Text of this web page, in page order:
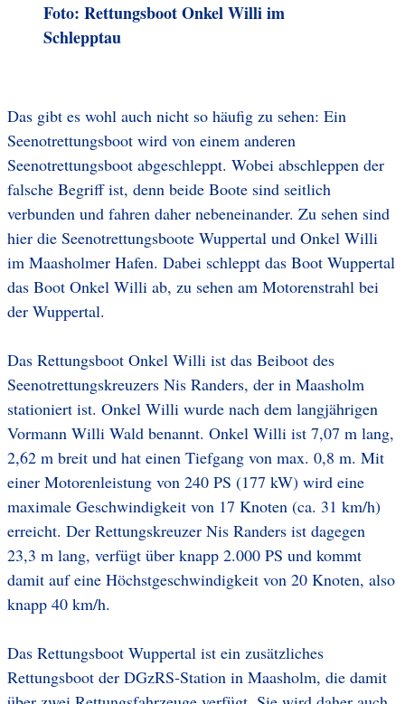
Foto: Rettungsboot Onkel Willi im
Schlepptau
Das gibt es wohl auch nicht so häufig zu sehen: Ein
Seenotrettungsboot wird von einem anderen
Seenotrettungsboot abgeschleppt. Wobei abschleppen der
falsche Begriff ist, denn beide Boote sind seitlich
verbunden und fahren daher nebeneinander. Zu sehen sind
hier die Seenotrettungsboote Wuppertal und Onkel Willi
im Maasholmer Hafen. Dabei schleppt das Boot Wuppertal
das Boot Onkel Willi ab, zu sehen am Motorenstrahl bei
der Wuppertal.
Das Rettungsboot Onkel Willi ist das Beiboot des
Seenotrettungskreuzers Nis Randers, der in Maasholm
stationiert ist. Onkel Willi wurde nach dem langjährigen
Vormann Willi Wald benannt. Onkel Willi ist 7,07 m lang,
2,62 m breit und hat einen Tiefgang von max. 0,8 m. Mit
einer Motorenleistung von 240 PS (177 kW) wird eine
maximale Geschwindigkeit von 17 Knoten (ca. 31 km/h)
erreicht. Der Rettungskreuzer Nis Randers ist dagegen
23,3 m lang, verfügt über knapp 2.000 PS und kommt
damit auf eine Höchstgeschwindigkeit von 20 Knoten, also
knapp 40 km/h.
Das Rettungsboot Wuppertal ist ein zusätzliches
Rettungsboot der DGzRS-Station in Maasholm, die damit